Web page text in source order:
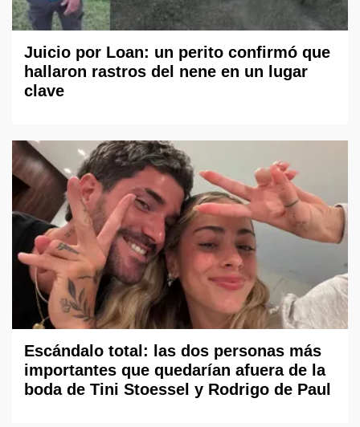
Juicio por Loan: un perito confirmó que
hallaron rastros del nene en un lugar
clave
Escándalo total: las dos personas más
importantes que quedarían afuera de la
boda de Tini Stoessel y Rodrigo de Paul